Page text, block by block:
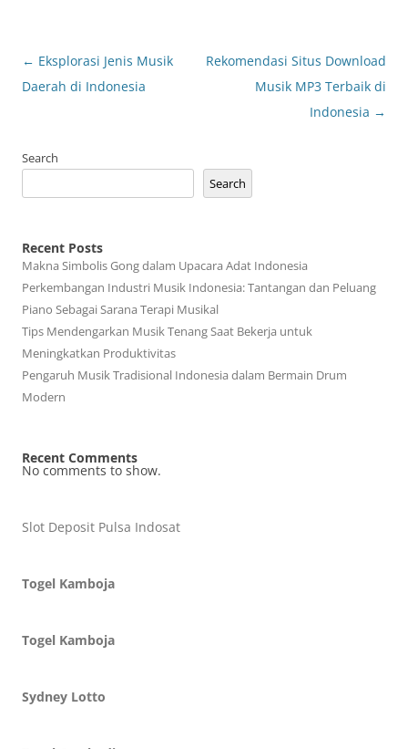
Post
navigation
← Eksplorasi Jenis Musik
Daerah di Indonesia
Rekomendasi Situs Download
Musik MP3 Terbaik di
Indonesia →
Search
Search
Recent Posts
Makna Simbolis Gong dalam Upacara Adat Indonesia
Perkembangan Industri Musik Indonesia: Tantangan dan Peluang
Piano Sebagai Sarana Terapi Musikal
Tips Mendengarkan Musik Tenang Saat Bekerja untuk
Meningkatkan Produktivitas
Pengaruh Musik Tradisional Indonesia dalam Bermain Drum
Modern
Recent Comments
No comments to show.
Slot Deposit Pulsa Indosat
Togel Kamboja
Togel Kamboja
Sydney Lotto